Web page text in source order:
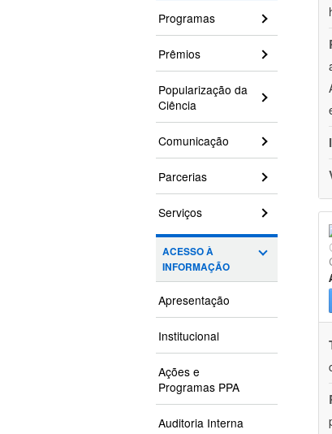
Programas
Prêmios
Popularização da
Ciência
Comunicação
Parcerias
Serviços
ACESSO À
INFORMAÇÃO
Apresentação
Institucional
Ações e
Programas PPA
Auditoria Interna